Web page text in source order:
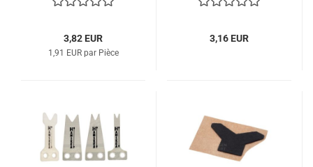
3,82 EUR
1,91 EUR par Pièce
3,16 EUR